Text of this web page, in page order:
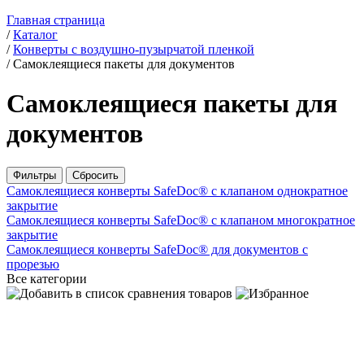
Главная страница
/ Каталог
/ Конверты с воздушно-пузырчатой пленкой
/ Самоклеящиеся пакеты для документов
Самоклеящиеся пакеты для
документов
Фильтры Сбросить
Самоклеящиеся конверты SafeDoc® с клапаном однократное
закрытие
Самоклеящиеся конверты SafeDoc® с клапаном многократное
закрытие
Самоклеящиеся конверты SafeDoc® для документов с
прорезью
Все категории